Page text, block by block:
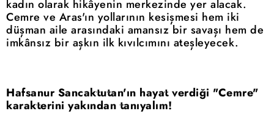
kadın olarak hikâyenin merkezinde yer alacak.
Cemre ve Aras'ın yollarının kesişmesi hem iki
düşman aile arasındaki amansız bir savaşı hem de
imkânsız bir aşkın ilk kıvılcımını ateşleyecek.
Hafsanur Sancaktutan'ın hayat verdiği "Cemre"
karakterini yakından tanıyalım!